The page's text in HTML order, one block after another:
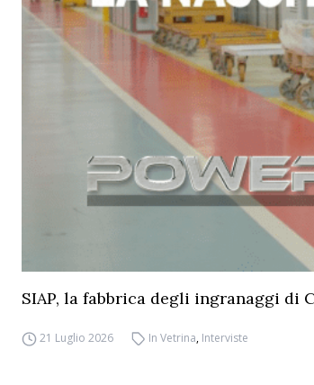
SIAP, la fabbrica degli ingranaggi di
21 Luglio 2026 In Vetrina, Interviste